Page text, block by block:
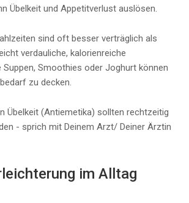
Übelkeit und Appetitverlust auslösen.
sind oft besser verträglich als
verdauliche, kalorienreiche
Smoothies oder Joghurt können
zu decken.
Übelkeit (Antiemetika) sollten rechtzeitig
- sprich mit Deinem Arzt/ Deiner Ärztin
im Alltag